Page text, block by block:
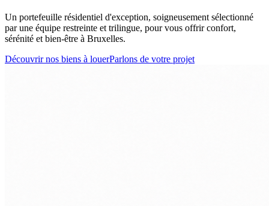
Un portefeuille résidentiel d'exception, soigneusement sélectionné
par une équipe restreinte et trilingue, pour vous offrir confort,
sérénité et bien-être à Bruxelles.
Découvrir nos biens à louerParlons de votre projet